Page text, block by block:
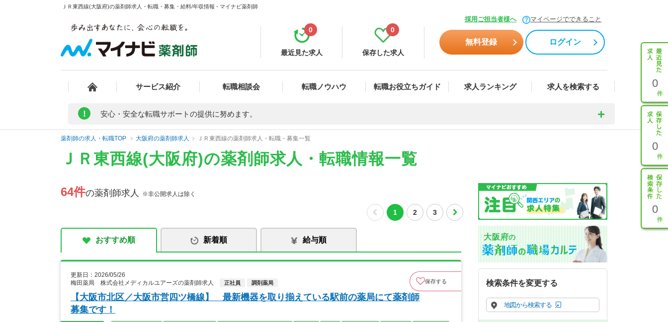
ＪＲ東西線(大阪府)の薬剤師求人・転職・募集・給料/年収情報 - マイナビ薬剤師
採用ご担当者様へ マイページでできること
最近見た求人
0
保存した求人
0
無料登録 ログイン
サービス紹介 転職相談会 転職ノウハウ 転職お役立ちガイド 求人ランキング 求人を検索する 0
0
0
! 安心・安全な転職サポートの提供に努めます。
薬剤師の求人・転職TOP 大阪府の薬剤師求人 ＪＲ東西線の薬剤師求人・転職・募集一覧
ＪＲ東西線(大阪府)の薬剤師求人・転職情報一覧
64件の薬剤師求人 ※非公開求人は除く
1 2 3
おすすめ順 新着順 給与順
更新日：2026/05/26
梅田薬局 株式会社メディカルユアーズの薬剤師求人
正社員 調剤薬局 保存する
【大阪市北区／大阪市営四ツ橋線】 最新機器を取り揃えている駅前の薬局にて薬剤師
募集です！
大阪府の
検索条件を変更する
地図から検索する